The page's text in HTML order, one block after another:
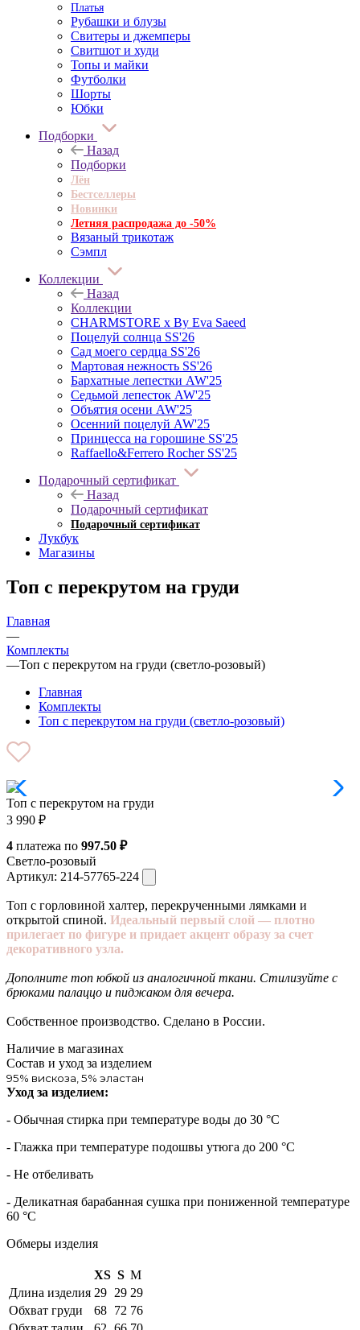
Платья
Рубашки и блузы
Свитеры и джемперы
Свитшот и худи
Топы и майки
Футболки
Шорты
Юбки
Подборки
Назад
Подборки
Лён
Бестселлеры
Новинки
Летняя распродажа до -50%
Вязаный трикотаж
Сэмпл
Коллекции
Назад
Коллекции
CHARMSTORE х By Eva Saeed
Поцелуй солнца SS'26
Сад моего сердца SS'26
Мартовая нежность SS'26
Бархатные лепестки AW'25
Седьмой лепесток AW'25
Объятия осени AW'25
Осенний поцелуй AW'25
Принцесса на горошине SS'25
Raffaello&Ferrero Rocher SS'25
Подарочный сертификат
Назад
Подарочный сертификат
Подарочный сертификат
Лукбук
Магазины
Топ с перекрутом на груди
Главная
—
Комплекты
—Топ с перекрутом на груди (светло-розовый)
Главная
Комплекты
Топ с перекрутом на груди (светло-розовый)
Топ с перекрутом на груди
3 990 ₽
4 платежа по 997.50 ₽
Светло-розовый
Артикул: 214-57765-224
Топ с горловиной халтер, перекрученными лямками и
открытой спиной. Идеальный первый слой — плотно
прилегает по фигуре и придает акцент образу за счет
декоративного узла.
Дополните топ юбкой из аналогичной ткани. Стилизуйте с
брюками палаццо и пиджаком для вечера.
Собственное производство. Сделано в России.
Наличие в магазинах
Состав и уход за изделием
95% вискоза, 5% эластан
Уход за изделием:
- Обычная стирка при температуре воды до 30 °C
- Глажка при температуре подошвы утюга до 200 °C
- Не отбеливать
- Деликатная барабанная сушка при пониженной температуре
60 °C
Обмеры изделия
XS S M
Длина изделия 29 29 29
Обхват груди
68 72 76